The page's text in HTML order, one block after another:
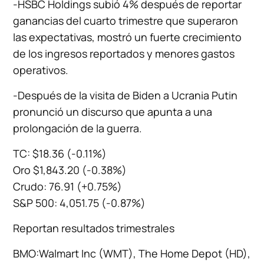
-HSBC Holdings subió 4% después de reportar
ganancias del cuarto trimestre que superaron
las expectativas, mostró un fuerte crecimiento
de los ingresos reportados y menores gastos
operativos.
-Después de la visita de Biden a Ucrania Putin
pronunció un discurso que apunta a una
prolongación de la guerra.
TC: $18.36 (-0.11%)
Oro $1,843.20 (-0.38%)
Crudo: 76.91 (+0.75%)
S&P 500: 4,051.75 (-0.87%)
Reportan resultados trimestrales
BMO:Walmart Inc (WMT), The Home Depot (HD),